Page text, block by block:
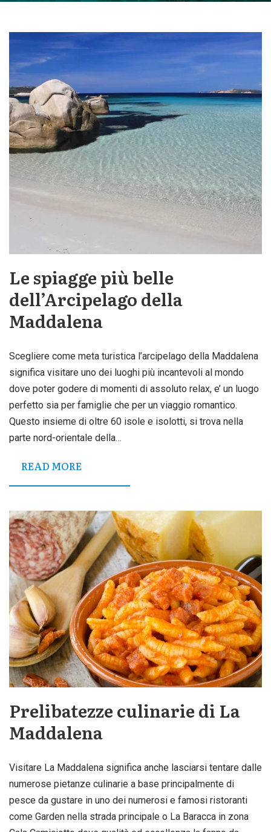
Le spiagge più belle
dell’Arcipelago della
Maddalena
Scegliere come meta turistica l’arcipelago della Maddalena
significa visitare uno dei luoghi più incantevoli al mondo
dove poter godere di momenti di assoluto relax, e’ un luogo
perfetto sia per famiglie che per un viaggio romantico.
Questo insieme di oltre 60 isole e isolotti, si trova nella
parte nord-orientale della…
READ MORE
Prelibatezze culinarie di La
Maddalena
Visitare La Maddalena significa anche lasciarsi tentare dalle
numerose pietanze culinarie a base principalmente di
pesce da gustare in uno dei numerosi e famosi ristoranti
come Garden nella strada principale o La Baracca in zona